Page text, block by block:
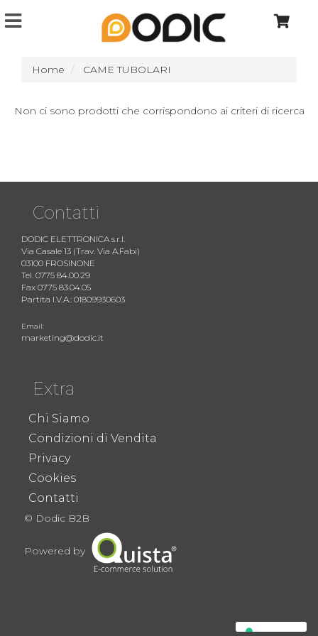
Home CAME TUBOLARI
Non ci sono prodotti che corrispondono ai criteri di ricerca
Contatti
DODIC ELETTRONICA s.r.l.
Via Casale 13 (Trav. Via A.Fabi)
03100 FROSINONE
Tel. 0775 84.00.29
Fax 0775 83.04.05
Partita I.V.A.: 01809930603
Email:
marketing@dodic.it
Extra
Chi Siamo
Condizioni di Vendita
Privacy
Cookies
Contatti
© Dodic B2B
Powered by